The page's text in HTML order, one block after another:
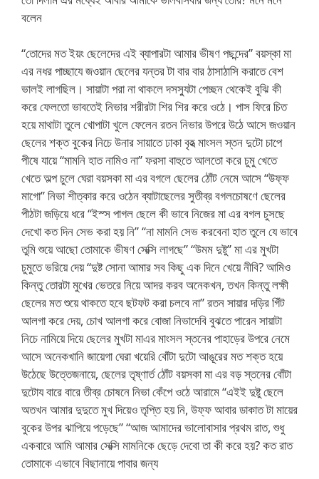
বলেন
“তোদের মত ইয়ং ছেলেদের এই ব্যাপারটা আমার ভীষণ পছন্দের” বয়স্কা মা
এর নধর পাচ্ছাযে জওয়ান ছেলের যন্তর টা বার বার ঠাসাঠাসি করাতে বেশ
ভালই লাগছিল। সায়াটা পরা না থাকলে দসস্যুটা পেচ্ছন থেকেই বুঝি কী
করে ফেলতো ভাবতেই নিভার শরীরটা শির শির করে ওঠে। পাস ফিরে চিত
হয়ে মাথাটা তুলে খোপাটা খুলে ফেলেন রতন নিভার উপরে উঠে আসে জওয়ান
ছেলের শক্ত বুকের নিচে উনার সায়াতে ঢাকা বৃহত্‍ মাংসল স্তন দুটো চাপে
পীষে যায়ে “মামনি হাত নামিও না” ফরসা বাহুতে আলতো করে চুমু খেতে
খেতে অল্প চুলে ঘেরা বয়সকা মা এর বগলে ছেলের ঠোঁট নেমে আসে “উফ্ফ
মাগো” নিভা শীত্কার করে ওঠেন ব্যাটাছেলের সুতীব্র বগলচোষণে ছেলের
পীঠটা জড়িয়ে ধরে “ইস্স পাগল ছেলে কী ভাবে নিজের মা এর বগল চুসছে
দেখো কত দিন সেভ করা হয় নি” “না মামনি সেভ করবেনা হাত তুলে যে ভাবে
তুমি শুয়ে আছো তোমাকে ভীষণ সেক্সি লাগছে” “উমম দুষ্টু” মা এর মুখটা
চুমুতে ভরিয়ে দেয় “দুষ্ট সোনা আমার সব কিছু এক দিনে খেয়ে নীবি? আমিও
কিন্তু তোরটা মুখের ভেতরে নিয়ে আদর করব অনেকখন, তখন কিন্তু লক্ষী
ছেলের মত শুয়ে থাকতে হবে ছটফট করা চলবে না” রতন সায়ার দড়ির গিঁট
আলগা করে দেয়, চোখ আলগা করে বোজা নিভাদেবি বুঝতে পারেন সায়াটা
নিচে নামিয়ে দিয়ে ছেলের মুখটা মাএর মাংসল স্তনের পাহাড়ের উপরে নেমে
আসে অনেকখানি জায়েগা ঘেরা খয়েরি বোঁটা দুটো আঙূরের মত শক্ত হয়ে
উঠেছে উত্তেজনায়ে, ছেলের তৃষ্ণার্ত ঠোঁট বয়সকা মা এর বড় স্তনের বোঁটা
দুটোয বারে বারে তীব্র চোষনে নিভা কেঁপে ওঠে আরামে “এইই দুষ্টু ছেলে
অতখন আমার দুদুতে মুখ দিয়েও তৃপ্তি হয় নি, উফ্ফ আবার ডাকাত টা মায়ের
বুকের উপর ঝাপিয়ে পড়েছে” “আজ আমাদের ভালোবাসার প্রথম রাত, শুধু
একবারে আমি আমার সেক্সি মামনিকে ছেড়ে দেবো তা কী করে হয়? কত রাত
তোমাকে এভাবে বিছানায়ে পাবার জন্য